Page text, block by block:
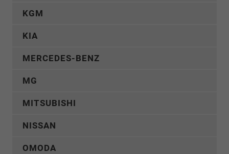
KGM
KIA
MERCEDES-BENZ
MG
MITSUBISHI
NISSAN
OMODA